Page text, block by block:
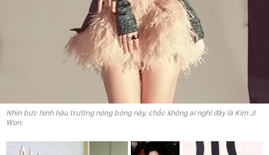
Nhìn bức hình hậu trường nóng bỏng này, chắc không ai nghĩ đây là Kim Ji
Won.